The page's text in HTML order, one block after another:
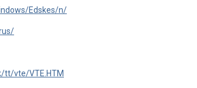
Edskes/n/
tt/vte/VTE.HTM